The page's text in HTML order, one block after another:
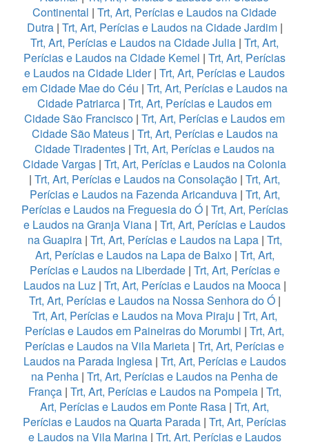
Continental | Trt, Art, Perícias e Laudos na Cidade
Dutra | Trt, Art, Perícias e Laudos na Cidade Jardim|
Trt, Art, Perícias e Laudos na Cidade Julia | Trt, Art,
Perícias e Laudos na Cidade Kemel | Trt, Art, Perícias
e Laudos na Cidade Lider| Trt, Art, Perícias e Laudos
em Cidade Mae do Céu | Trt, Art, Perícias e Laudos na
Cidade Patriarca | Trt, Art, Perícias e Laudos em
Cidade São Francisco | Trt, Art, Perícias e Laudos em
Cidade São Mateus| Trt, Art, Perícias e Laudos na
Cidade Tiradentes | Trt, Art, Perícias e Laudos na
Cidade Vargas | Trt, Art, Perícias e Laudos na Colonia
| Trt, Art, Perícias e Laudos na Consolação | Trt, Art,
Perícias e Laudos na Fazenda Aricanduva| Trt, Art,
Perícias e Laudos na Freguesia do Ó| Trt, Art, Perícias
e Laudos na Granja Viana | Trt, Art, Perícias e Laudos
na Guapira| Trt, Art, Perícias e Laudos na Lapa| Trt,
Art, Perícias e Laudos na Lapa de Baixo | Trt, Art,
Perícias e Laudos na Liberdade | Trt, Art, Perícias e
Laudos na Luz| Trt, Art, Perícias e Laudos na Mooca|
Trt, Art, Perícias e Laudos na Nossa Senhora do Ó|
Trt, Art, Perícias e Laudos na Mova Piraju | Trt, Art,
Perícias e Laudos em Paineiras do Morumbi | Trt, Art,
Perícias e Laudos na Vila Marieta | Trt, Art, Perícias e
Laudos na Parada Inglesa | Trt, Art, Perícias e Laudos
na Penha | Trt, Art, Perícias e Laudos na Penha de
França | Trt, Art, Perícias e Laudos na Pompeia| Trt,
Art, Perícias e Laudos em Ponte Rasa | Trt, Art,
Perícias e Laudos na Quarta Parada | Trt, Art, Perícias
e Laudos na Vila Marina| Trt, Art, Perícias e Laudos